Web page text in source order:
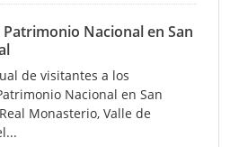
Nacional en San
de visitantes a los
Nacional en San
Monasterio, Valle de